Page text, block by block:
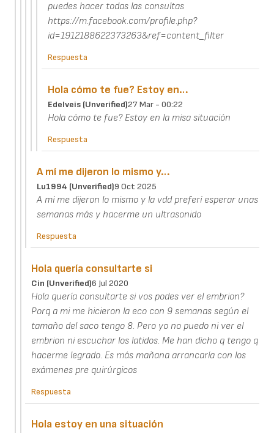
puedes hacer todas las consultas
https://m.facebook.com/profile.php?
id=1912188622373263&ref=content_filter
Respuesta
Hola cómo te fue? Estoy en…
Edelveis (unverified)27 Mar - 00:22
Hola cómo te fue? Estoy en la misa situación
Respuesta
A mí me dijeron lo mismo y…
Lu1994 (unverified)9 Oct 2025
A mí me dijeron lo mismo y la vdd preferí esperar unas
semanas más y hacerme un ultrasonido
Respuesta
Hola quería consultarte si
Cin (unverified)6 Jul 2020
Hola quería consultarte si vos podes ver el embrion?
Porq a mi me hicieron la eco con 9 semanas según el
tamaño del saco tengo 8. Pero yo no puedo ni ver el
embrion ni escuchar los latidos. Me han dicho q tengo q
hacerme legrado. Es más mañana arrancaría con los
exámenes pre quirúrgicos
Respuesta
Hola estoy en una situación